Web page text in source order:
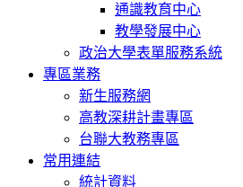
通識教育中心
教學發展中心
政治大學表單服務系統
專區業務
新生服務網
高教深耕計畫專區
台聯大教務專區
常用連結
統計資料